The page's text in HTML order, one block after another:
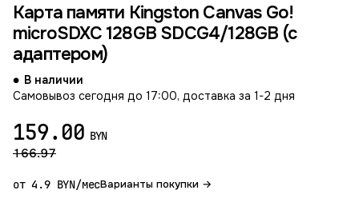
Карта памяти Kingston Canvas Go!
microSDXC 128GB SDCG4/128GB (с
адаптером)
В наличии
Самовывоз сегодня до 17:00, доставка за 1-2 дня
159.00 BYN
166.97
от 4.9 BYN/месВарианты покупки →